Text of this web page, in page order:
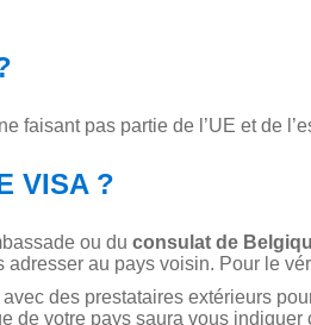
faisant pas partie de l’UE et de
VISA ?
ou du consulat de
au pays voisin. Pour le
des prestataires extérieurs
de votre pays saura vous indiquer